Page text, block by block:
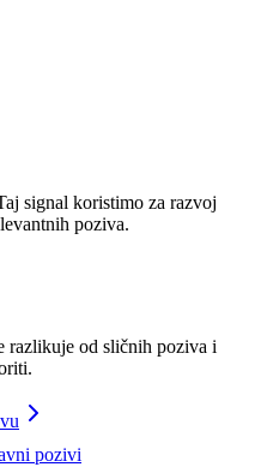
signal koristimo za razvoj
poziva.
razlikuje od sličnih poziva i
pozivi